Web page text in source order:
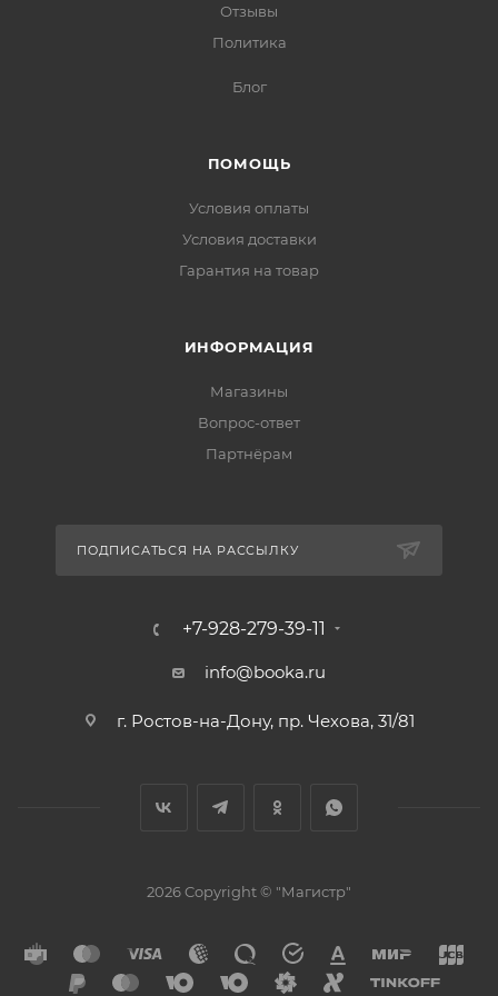
Отзывы
Политика
Блог
ПОМОЩЬ
Условия оплаты
Условия доставки
Гарантия на товар
ИНФОРМАЦИЯ
Магазины
Вопрос-ответ
Партнёрам
ПОДПИСАТЬСЯ НА РАССЫЛКУ
+7-928-279-39-11
info@booka.ru
г. Ростов-на-Дону, пр. Чехова, 31/81
2026 Copyright © "Магистр"